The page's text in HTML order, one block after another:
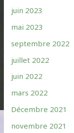
juin 2023
mai 2023
septembre 2022
juillet 2022
juin 2022
mars 2022
Décembre 2021
novembre 2021